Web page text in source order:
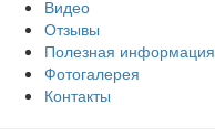
Видео
Отзывы
Полезная информация
Фотогалерея
Контакты